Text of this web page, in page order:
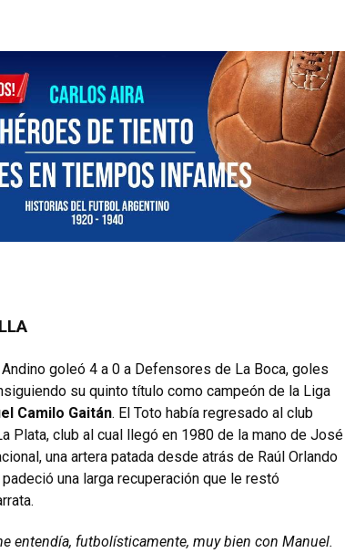
goleó 4 a 0 a Defensores de La Boca, goles
su quinto título como campeón de la Liga
Camilo Gaitán. El Toto había regresado al club
Plata, club al cual llegó en 1980 de la mano de José
una artera patada desde atrás de Raúl Orlando
una larga recuperación que le restó
entendía, futbolísticamente, muy bien con Manuel.